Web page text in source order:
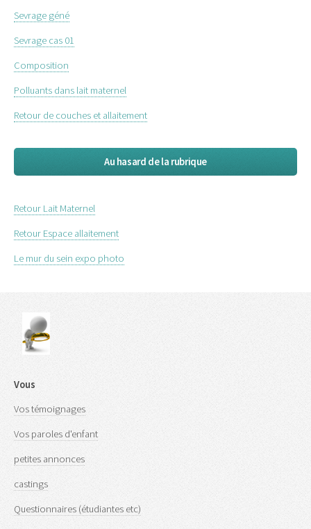
Sevrage géné
Sevrage cas 01
Composition
Polluants dans lait maternel
Retour de couches et allaitement
Au hasard de la rubrique
Retour Lait Maternel
Retour Espace allaitement
Le mur du sein expo photo
Vous
Vos témoignages
Vos paroles d'enfant
petites annonces
castings
Questionnaires (étudiantes etc)